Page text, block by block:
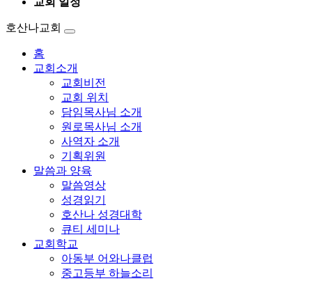
호산나교회
홈
교회소개
교회비전
교회 위치
담임목사님 소개
원로목사님 소개
사역자 소개
기획위원
말씀과 양육
말씀영상
성경읽기
호산나 성경대학
큐티 세미나
교회학교
아동부 어와나클럽
중고등부 하늘소리